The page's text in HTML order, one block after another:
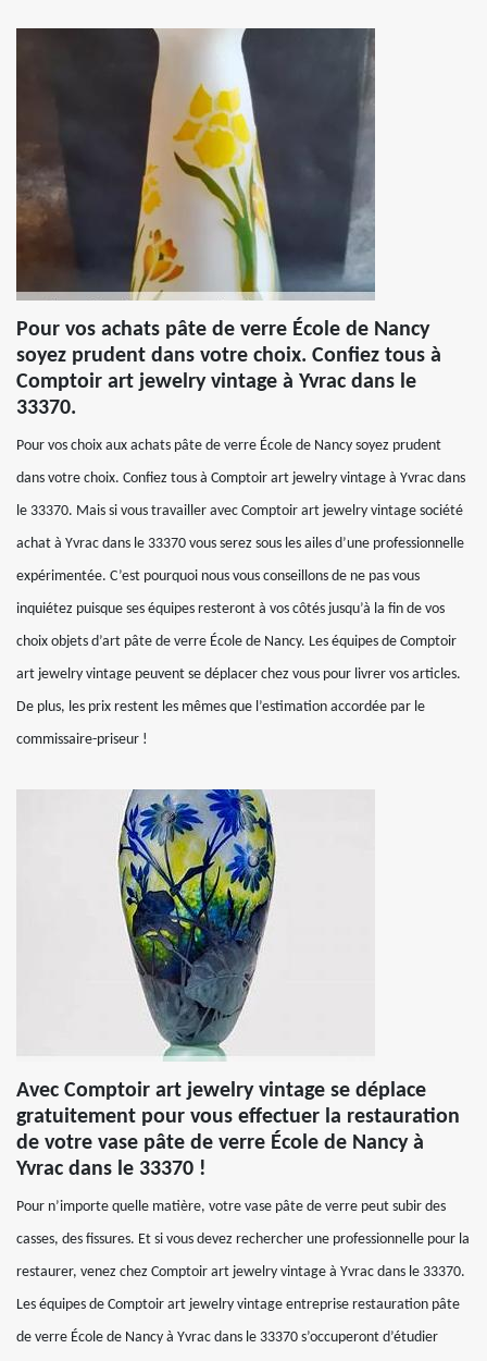
Pour vos achats pâte de verre École de Nancy
soyez prudent dans votre choix. Confiez tous à
Comptoir art jewelry vintage à Yvrac dans le
33370.
Pour vos choix aux achats pâte de verre École de Nancy soyez prudent
dans votre choix. Confiez tous à Comptoir art jewelry vintage à Yvrac dans
le 33370. Mais si vous travailler avec Comptoir art jewelry vintage société
achat à Yvrac dans le 33370 vous serez sous les ailes d’une professionnelle
expérimentée. C’est pourquoi nous vous conseillons de ne pas vous
inquiétez puisque ses équipes resteront à vos côtés jusqu’à la fin de vos
choix objets d’art pâte de verre École de Nancy. Les équipes de Comptoir
art jewelry vintage peuvent se déplacer chez vous pour livrer vos articles.
De plus, les prix restent les mêmes que l’estimation accordée par le
commissaire-priseur !
Avec Comptoir art jewelry vintage se déplace
gratuitement pour vous effectuer la restauration
de votre vase pâte de verre École de Nancy à
Yvrac dans le 33370 !
Pour n’importe quelle matière, votre vase pâte de verre peut subir des
casses, des fissures. Et si vous devez rechercher une professionnelle pour la
restaurer, venez chez Comptoir art jewelry vintage à Yvrac dans le 33370.
Les équipes de Comptoir art jewelry vintage entreprise restauration pâte
de verre École de Nancy à Yvrac dans le 33370 s’occuperont d’étudier